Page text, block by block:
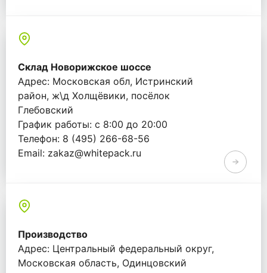
Склад Новорижское шоссе
Адрес: Московская обл, Истринский
район, ж\д Холщёвики, посёлок
Глебовский
График работы: с 8:00 до 20:00
Телефон: 8 (495) 266-68-56
Email: zakaz@whitepack.ru
Производство
Адрес: Центральный федеральный округ,
Московская область, Одинцовский